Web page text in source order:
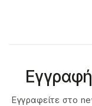
Εγγραφείτε στο